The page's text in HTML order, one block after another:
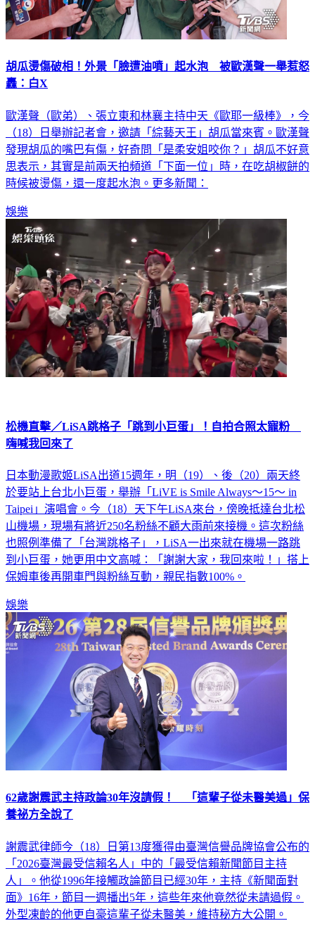
胡瓜燙傷破相！外景「臉遭油噴」起水泡 被歐漢聲一舉惹怒
轟：白X
歐漢聲（歐弟）、張立東和林襄主持中天《歐耶一級棒》，今
（18）日舉辦記者會，邀請「綜藝天王」胡瓜當來賓。歐漢聲
發現胡瓜的嘴巴有傷，好奇問「是柔安姐咬你？」胡瓜不好意
思表示，其實是前兩天拍頻道「下面一位」時，在吃胡椒餅的
時候被燙傷，還一度起水泡。更多新聞：
娛樂
松機直擊／LiSA跳格子「跳到小巨蛋」！自拍合照太寵粉
嗨喊我回來了
日本動漫歌姬LiSA出道15週年，明（19）、後（20）兩天終
於要站上台北小巨蛋，舉辦「LiVE is Smile Always～15～ in
Taipei」演唱會。今（18）天下午LiSA來台，傍晚抵達台北松
山機場，現場有將近250名粉絲不顧大雨前來接機。這次粉絲
也照例準備了「台灣跳格子」，LiSA一出來就在機場一路跳
到小巨蛋，她更用中文高喊：「謝謝大家，我回來啦！」搭上
保姆車後再開車門與粉絲互動，親民指數100%。
娛樂
62歲謝震武主持政論30年沒請假！ 「這輩子從未醫美過」保
養祕方全說了
謝震武律師今（18）日第13度獲得由臺灣信譽品牌協會公布的
「2026臺灣最受信賴名人」中的「最受信賴新聞節目主持
人」。他從1996年接觸政論節目已經30年，主持《新聞面對
面》16年，節目一週播出5年，這些年來他竟然從未請過假。
外型凍齡的他更自豪這輩子從未醫美，維持秘方大公開。